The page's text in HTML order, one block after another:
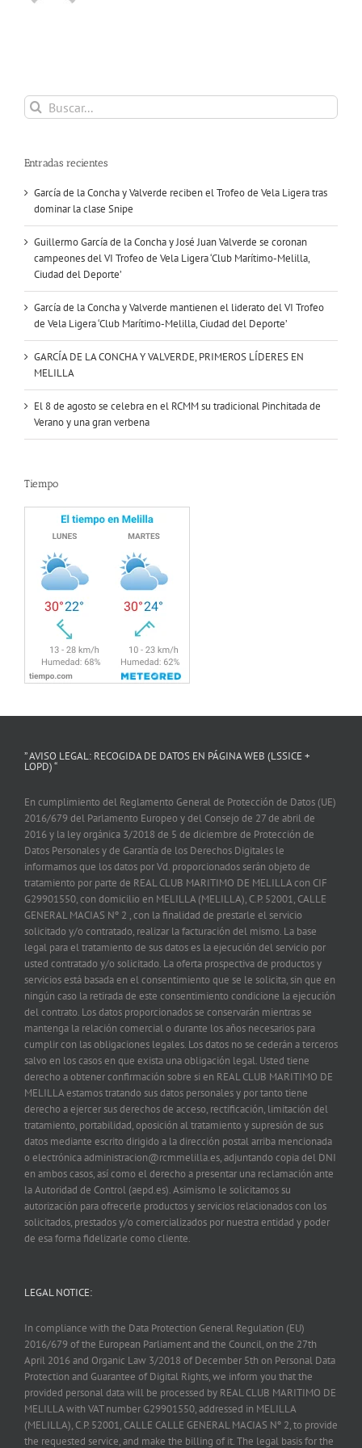
Buscar:
Entradas recientes
García de la Concha y Valverde reciben el Trofeo de Vela Ligera tras
dominar la clase Snipe
Guillermo García de la Concha y José Juan Valverde se coronan
campeones del VI Trofeo de Vela Ligera ‘Club Marítimo-Melilla,
Ciudad del Deporte’
García de la Concha y Valverde mantienen el liderato del VI Trofeo
de Vela Ligera ‘Club Marítimo-Melilla, Ciudad del Deporte’
GARCÍA DE LA CONCHA Y VALVERDE, PRIMEROS LÍDERES EN
MELILLA
El 8 de agosto se celebra en el RCMM su tradicional Pinchitada de
Verano y una gran verbena
Tiempo
” AVISO LEGAL: RECOGIDA DE DATOS EN PÁGINA WEB (LSSICE +
LOPD) “
En cumplimiento del Reglamento General de Protección de Datos (UE)
2016/679 del Parlamento Europeo y del Consejo de 27 de abril de
2016 y la ley orgánica 3/2018 de 5 de diciembre de Protección de
Datos Personales y de Garantía de los Derechos Digitales le
informamos que los datos por Vd. proporcionados serán objeto de
tratamiento por parte de REAL CLUB MARITIMO DE MELILLA con CIF
G29901550, con domicilio en MELILLA (MELILLA), C.P. 52001, CALLE
GENERAL MACIAS Nº 2 , con la finalidad de prestarle el servicio
solicitado y/o contratado, realizar la facturación del mismo. La base
legal para el tratamiento de sus datos es la ejecución del servicio por
usted contratado y/o solicitado. La oferta prospectiva de productos y
servicios está basada en el consentimiento que se le solicita, sin que en
ningún caso la retirada de este consentimiento condicione la ejecución
del contrato. Los datos proporcionados se conservarán mientras se
mantenga la relación comercial o durante los años necesarios para
cumplir con las obligaciones legales. Los datos no se cederán a terceros
salvo en los casos en que exista una obligación legal. Usted tiene
derecho a obtener confirmación sobre si en REAL CLUB MARITIMO DE
MELILLA estamos tratando sus datos personales y por tanto tiene
derecho a ejercer sus derechos de acceso, rectificación, limitación del
tratamiento, portabilidad, oposición al tratamiento y supresión de sus
datos mediante escrito dirigido a la dirección postal arriba mencionada
o electrónica administracion@rcmmelilla.es, adjuntando copia del DNI
en ambos casos, así como el derecho a presentar una reclamación ante
la Autoridad de Control (aepd.es). Asimismo le solicitamos su
autorización para ofrecerle productos y servicios relacionados con los
solicitados, prestados y/o comercializados por nuestra entidad y poder
de esa forma fidelizarle como cliente.
LEGAL NOTICE:
In compliance with the Data Protection General Regulation (EU)
2016/679 of the European Parliament and the Council, on the 27th
April 2016 and Organic Law 3/2018 of December 5th on Personal Data
Protection and Guarantee of Digital Rights, we inform you that the
provided personal data will be processed by REAL CLUB MARITIMO DE
MELILLA with VAT number G29901550, addressed in MELILLA
(MELILLA), C.P. 52001, CALLE CALLE GENERAL MACIAS Nº 2, to provide
the requested service, and make the billing of it. The legal basis for the